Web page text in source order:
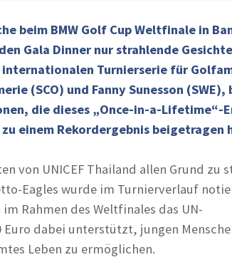
beim BMW Golf Cup Weltfinale in
Gala Dinner nur strahlende
Turnierserie für
(SCO) und Fanny Sunesson (SWE),
die dieses „Once-in-a-Lifetime“-
einem Rekordergebnis beigetragen
von UNICEF Thailand allen Grund zu
Eagles wurde im Turnierverlauf
Rahmen des Weltfinales das UN-
Euro dabei unterstützt, jungen
Leben zu ermöglichen.